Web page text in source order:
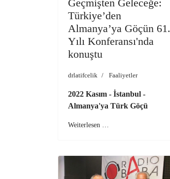
Geçmişten Geleceğe:
Türkiye’den
Almanya’ya Göçün 61.
Yılı Konferansı'nda
konuştu
drlatifcelik Faaliyetler
2022 Kasım - İstanbul -
Almanya'ya Türk Göçü
Weiterlesen …